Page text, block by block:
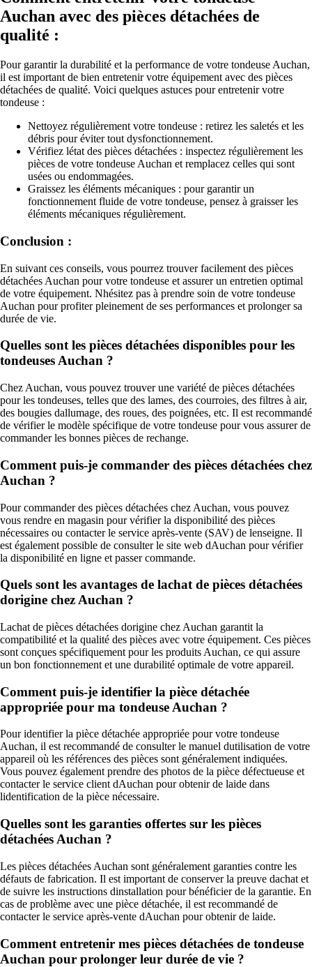
Auchan avec des pièces détachées de
qualité :
Pour garantir la durabilité et la performance de votre tondeuse Auchan,
il est important de bien entretenir votre équipement avec des pièces
détachées de qualité. Voici quelques astuces pour entretenir votre
tondeuse :
Nettoyez régulièrement votre tondeuse : retirez les saletés et les
débris pour éviter tout dysfonctionnement.
Vérifiez létat des pièces détachées : inspectez régulièrement les
pièces de votre tondeuse Auchan et remplacez celles qui sont
usées ou endommagées.
Graissez les éléments mécaniques : pour garantir un
fonctionnement fluide de votre tondeuse, pensez à graisser les
éléments mécaniques régulièrement.
Conclusion :
En suivant ces conseils, vous pourrez trouver facilement des pièces
détachées Auchan pour votre tondeuse et assurer un entretien optimal
de votre équipement. Nhésitez pas à prendre soin de votre tondeuse
Auchan pour profiter pleinement de ses performances et prolonger sa
durée de vie.
Quelles sont les pièces détachées disponibles pour les
tondeuses Auchan ?
Chez Auchan, vous pouvez trouver une variété de pièces détachées
pour les tondeuses, telles que des lames, des courroies, des filtres à air,
des bougies dallumage, des roues, des poignées, etc. Il est recommandé
de vérifier le modèle spécifique de votre tondeuse pour vous assurer de
commander les bonnes pièces de rechange.
Comment puis-je commander des pièces détachées chez
Auchan ?
Pour commander des pièces détachées chez Auchan, vous pouvez
vous rendre en magasin pour vérifier la disponibilité des pièces
nécessaires ou contacter le service après-vente (SAV) de lenseigne. Il
est également possible de consulter le site web dAuchan pour vérifier
la disponibilité en ligne et passer commande.
Quels sont les avantages de lachat de pièces détachées
dorigine chez Auchan ?
Lachat de pièces détachées dorigine chez Auchan garantit la
compatibilité et la qualité des pièces avec votre équipement. Ces pièces
sont conçues spécifiquement pour les produits Auchan, ce qui assure
un bon fonctionnement et une durabilité optimale de votre appareil.
Comment puis-je identifier la pièce détachée
appropriée pour ma tondeuse Auchan ?
Pour identifier la pièce détachée appropriée pour votre tondeuse
Auchan, il est recommandé de consulter le manuel dutilisation de votre
appareil où les références des pièces sont généralement indiquées.
Vous pouvez également prendre des photos de la pièce défectueuse et
contacter le service client dAuchan pour obtenir de laide dans
lidentification de la pièce nécessaire.
Quelles sont les garanties offertes sur les pièces
détachées Auchan ?
Les pièces détachées Auchan sont généralement garanties contre les
défauts de fabrication. Il est important de conserver la preuve dachat et
de suivre les instructions dinstallation pour bénéficier de la garantie. En
cas de problème avec une pièce détachée, il est recommandé de
contacter le service après-vente dAuchan pour obtenir de laide.
Comment entretenir mes pièces détachées de tondeuse
Auchan pour prolonger leur durée de vie ?